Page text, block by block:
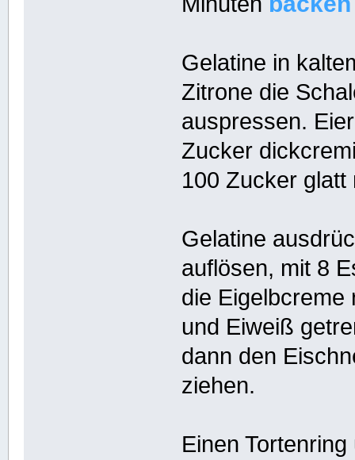
Gelatine in
Zitrone die
auspressen.
Zucker
100 Zucker glatt
Gelatine
auflösen, mit 8
die Eigelbcreme
und Eiweiß
dann den
ziehen.
Einen